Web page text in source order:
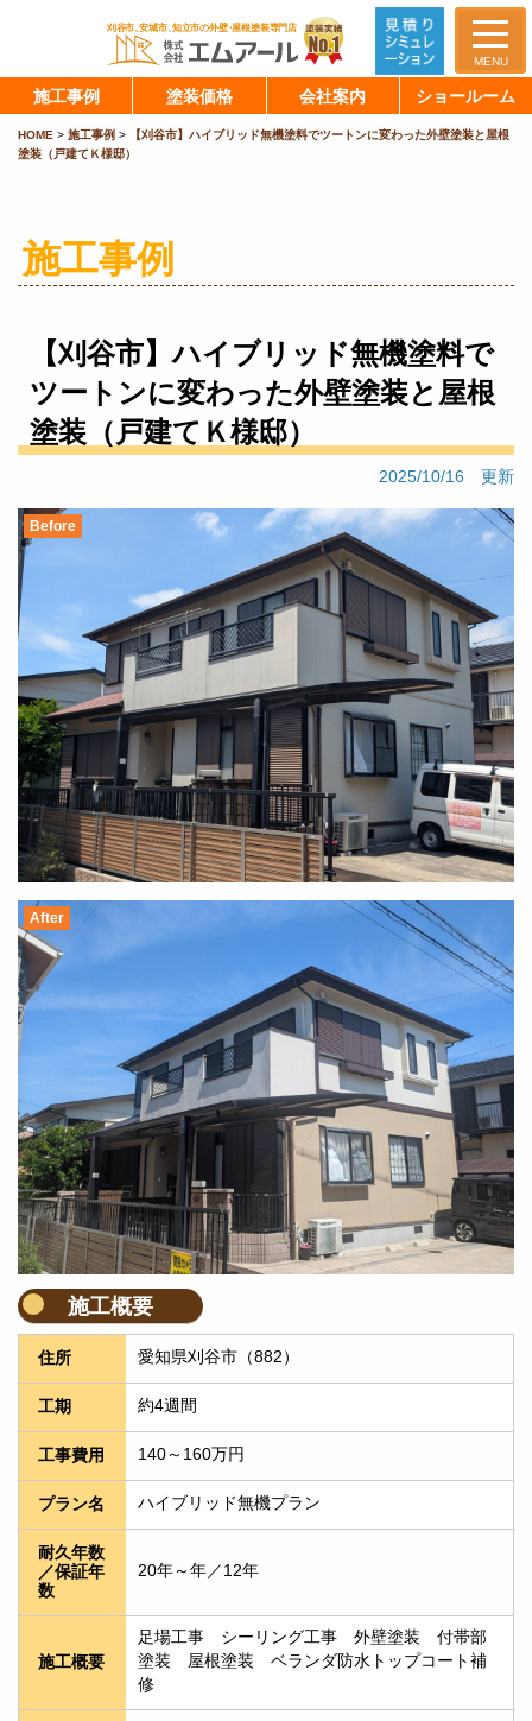
MENU
施工事例 塗装価格 会社案内 ショールーム
HOME > 施工事例 >
【刈谷市】ハイブリッド無機塗料でツートンに変わった外壁塗装と屋根
塗装（戸建てＫ様邸）
施工事例
【刈谷市】ハイブリッド無機塗料で
ツートンに変わった外壁塗装と屋根
塗装（戸建てＫ様邸）
2025/10/16 更新
Before
After
施工概要
住所 愛知県刈谷市（882）
工期 約4週間
工事費用 140～160万円
プラン名 ハイブリッド無機プラン
耐久年数
／保証年
数
20年～年／12年
施工概要
足場工事　シーリング工事　外壁塗装　付帯部
塗装　屋根塗装　ベランダ防水トップコート補
修